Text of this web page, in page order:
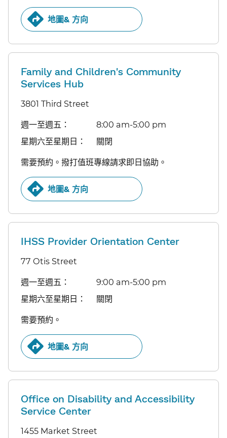
地圖& 方向​​
Family and Children's Community
Services Hub
3801 Third Street
週一至週五：​​
8:00 am-5:00 pm​​
星期六至星期日：​​
關閉​​
需要預約。撥打值班專線請求即日協助。​​
地圖& 方向​​
IHSS Provider Orientation Center
77 Otis Street
週一至週五：​​
9:00 am-5:00 pm​​
星期六至星期日：​​
關閉​​
需要預約。​​
地圖& 方向​​
Office on Disability and Accessibility
Service Center
1455 Market Street